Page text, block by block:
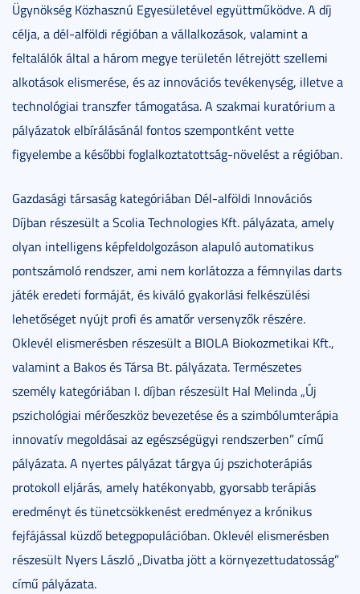
Ügynökség Közhasznú Egyesületével együttműködve. A díj
célja, a dél-alföldi régióban a vállalkozások, valamint a
feltalálók által a három megye területén létrejött szellemi
alkotások elismerése, és az innovációs tevékenység, illetve a
technológiai transzfer támogatása. A szakmai kuratórium a
pályázatok elbírálásánál fontos szempontként vette
figyelembe a későbbi foglalkoztatottság-növelést a régióban.
Gazdasági társaság kategóriában Dél-alföldi Innovációs
Díjban részesült a Scolia Technologies Kft. pályázata, amely
olyan intelligens képfeldolgozáson alapuló automatikus
pontszámoló rendszer, ami nem korlátozza a fémnyilas darts
játék eredeti formáját, és kiváló gyakorlási felkészülési
lehetőséget nyújt profi és amatőr versenyzők részére.
Oklevél elismerésben részesült a BIOLA Biokozmetikai Kft.,
valamint a Bakos és Társa Bt. pályázata. Természetes
személy kategóriában I. díjban részesült Hal Melinda „Új
pszichológiai mérőeszköz bevezetése és a szimbólumterápia
innovatív megoldásai az egészségügyi rendszerben” című
pályázata. A nyertes pályázat tárgya új pszichoterápiás
protokoll eljárás, amely hatékonyabb, gyorsabb terápiás
eredményt és tünetcsökkenést eredményez a krónikus
fejfájással küzdő betegpopulációban. Oklevél elismerésben
részesült Nyers László „Divatba jött a környezettudatosság”
című pályázata.